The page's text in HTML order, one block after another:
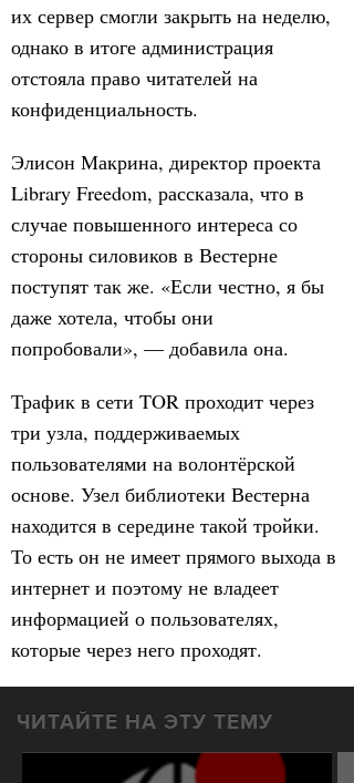
их сервер смогли закрыть на неделю,
однако в итоге администрация
отстояла право читателей на
конфиденциальность.
Элисон Макрина, директор проекта
Library Freedom, рассказала, что в
случае повышенного интереса со
стороны силовиков в Вестерне
поступят так же. «Если честно, я бы
даже хотела, чтобы они
попробовали», — добавила она.
Трафик в сети TOR проходит через
три узла, поддерживаемых
пользователями на волонтёрской
основе. Узел библиотеки Вестерна
находится в середине такой тройки.
То есть он не имеет прямого выхода в
интернет и поэтому не владеет
информацией о пользователях,
которые через него проходят.
ЧИТАЙТЕ НА ЭТУ ТЕМУ